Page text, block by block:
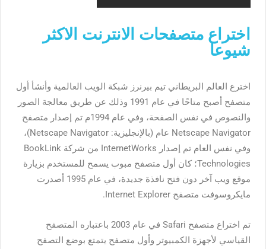
اختراع متصفحات الانترنت الاكثر
شيوعا
اخترع العالم البريطاني تيم بيرنرز شبكة الويب العالمية وأنشأ أول
متصفح أصبح متاحًا في عام 1991 وذلك عن طريق معالجة الصور
والنصوص في نفس الصفحة، وفي عام 1994م تم إصدار متصفح
Netscape Navigator عام (بالإنجليزية: Netscape Navigator)،
وفي نفس العام تم إصدار InternetWorks من شركة BookLink
Technologies؛ كان أول متصفح مبوب يسمح للمستخدم بزيارة
موقع ويب آخر دون فتح نافذة جديدة، في عام 1995 أصدرت
مايكروسوفت متصفح Internet Explorer.
تم اختراع متصفح Safari في عام 2003 باعتباره المتصفح
القياسي لأجهزة الكمبيوتر وأول متصفح يتمتع بوضع التصفح